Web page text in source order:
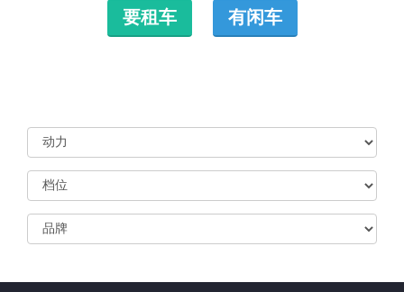
要租车 有闲车